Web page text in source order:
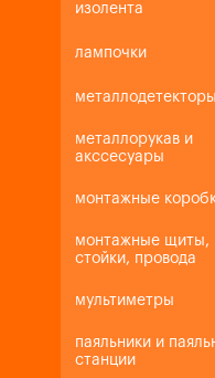
изолента
лампочки
металлодетекторы
металлорукав и
акссесуары
монтажные
монтажные щиты,
стойки, провода
мультиметры
паяльники и
станции